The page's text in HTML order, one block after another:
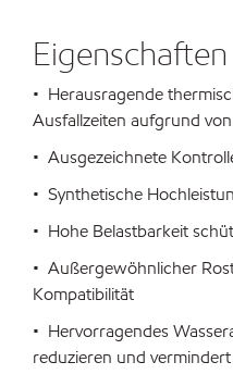
• Herausragende
Ausfallzeiten aufgrund
• Ausgezeichnete
• Synthetische
• Hohe Belastbarkeit
• Außergewöhnlicher
Kompatibilität
• Hervorragendes
reduzieren und